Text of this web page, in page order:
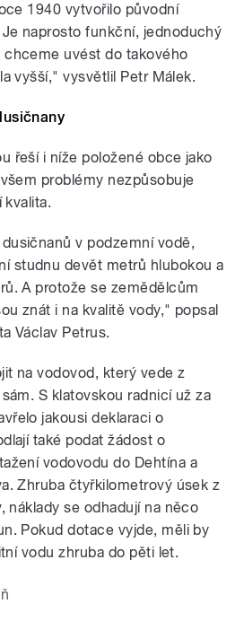
1940 vytvořilo původní
naprosto funkční, jednoduchý
uvést do takového
vyšší," vysvětlil Petr Málek.
řeší i níže položené obce jako
problémy nezpůsobuje
kvalita.
v podzemní vodě,
studnu devět metrů hlubokou a
A protože se zemědělcům
znát i na kvalitě vody," popsal
Václav Petrus.
na vodovod, který vede z
S klatovskou radnicí už za
jakousi deklaraci o
také podat žádost o
vodovodu do Dehtína a
Zhruba čtyřkilometrový úsek z
náklady se odhadují na něco
Pokud dotace vyjde, měli by
vodu zhruba do pěti let.